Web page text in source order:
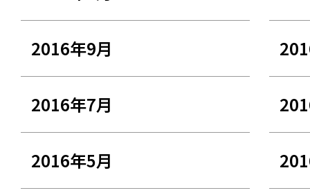
2016年9月
2016年7月
2016年5月